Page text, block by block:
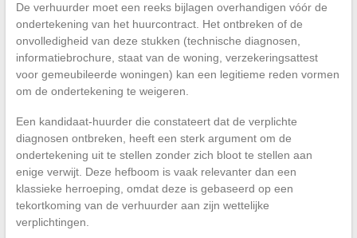
De verhuurder moet een reeks bijlagen overhandigen vóór de
ondertekening van het huurcontract. Het ontbreken of de
onvolledigheid van deze stukken (technische diagnosen,
informatiebrochure, staat van de woning, verzekeringsattest
voor gemeubileerde woningen) kan een legitieme reden vormen
om de ondertekening te weigeren.
Een kandidaat-huurder die constateert dat de verplichte
diagnosen ontbreken, heeft een sterk argument om de
ondertekening uit te stellen zonder zich bloot te stellen aan
enige verwijt. Deze hefboom is vaak relevanter dan een
klassieke herroeping, omdat deze is gebaseerd op een
tekortkoming van de verhuurder aan zijn wettelijke
verplichtingen.